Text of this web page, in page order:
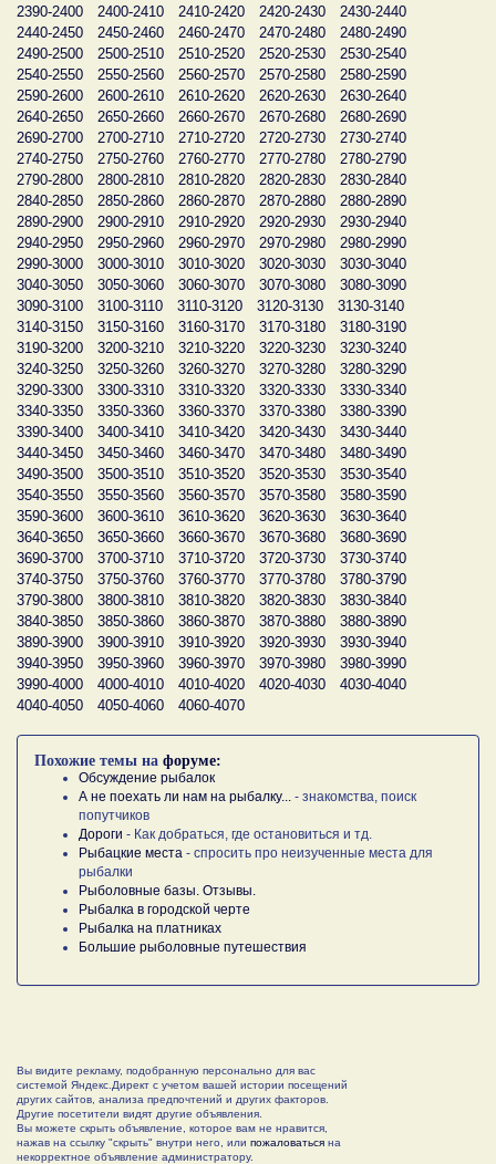
2390-2400
2400-2410 2410-2420 2420-2430
2430-2440
2440-2450
2450-2460 2460-2470 2470-2480
2480-2490
2490-2500
2500-2510 2510-2520 2520-2530
2530-2540
2540-2550
2550-2560 2560-2570 2570-2580
2580-2590
2590-2600
2600-2610 2610-2620 2620-2630
2630-2640
2640-2650
2650-2660 2660-2670 2670-2680
2680-2690
2690-2700
2700-2710 2710-2720 2720-2730
2730-2740
2740-2750
2750-2760 2760-2770 2770-2780
2780-2790
2790-2800
2800-2810 2810-2820 2820-2830
2830-2840
2840-2850
2850-2860 2860-2870 2870-2880
2880-2890
2890-2900
2900-2910 2910-2920 2920-2930
2930-2940
2940-2950
2950-2960 2960-2970 2970-2980
2980-2990
2990-3000
3000-3010 3010-3020 3020-3030
3030-3040
3040-3050
3050-3060 3060-3070 3070-3080
3080-3090
3090-3100
3100-3110 3110-3120 3120-3130
3130-3140
3140-3150
3150-3160 3160-3170 3170-3180
3180-3190
3190-3200
3200-3210 3210-3220 3220-3230
3230-3240
3240-3250
3250-3260 3260-3270 3270-3280
3280-3290
3290-3300
3300-3310 3310-3320 3320-3330
3330-3340
3340-3350
3350-3360 3360-3370 3370-3380
3380-3390
3390-3400
3400-3410 3410-3420 3420-3430
3430-3440
3440-3450
3450-3460 3460-3470 3470-3480
3480-3490
3490-3500
3500-3510 3510-3520 3520-3530
3530-3540
3540-3550
3550-3560 3560-3570 3570-3580
3580-3590
3590-3600
3600-3610 3610-3620 3620-3630
3630-3640
3640-3650
3650-3660 3660-3670 3670-3680
3680-3690
3690-3700
3700-3710 3710-3720 3720-3730
3730-3740
3740-3750
3750-3760 3760-3770 3770-3780
3780-3790
3790-3800
3800-3810 3810-3820 3820-3830
3830-3840
3840-3850
3850-3860 3860-3870 3870-3880
3880-3890
3890-3900
3900-3910 3910-3920 3920-3930
3930-3940
3940-3950
3950-3960 3960-3970 3970-3980
3980-3990
3990-4000
4000-4010 4010-4020 4020-4030
4030-4040
4040-4050
4050-4060 4060-4070
Похожие темы на форуме:
Обсуждение рыбалок
А не поехать ли нам на рыбалку...
- знакомства, поиск
попутчиков
Дороги - Как добраться, где остановиться и тд.
Рыбацкие места - спросить про неизученные места для
рыбалки
Рыболовные базы. Отзывы.
Рыбалка в городской черте
Рыбалка на платниках
Большие рыболовные путешествия
Вы видите рекламу, подобранную персонально для вас
системой Яндекс.Директ с учетом вашей истории посещений
других сайтов, анализа предпочтений и других факторов.
Другие посетители видят другие объявления.
Вы можете скрыть объявление, которое вам не нравится,
нажав на ссылку "скрыть" внутри него, или пожаловаться на
некорректное объявление администратору.